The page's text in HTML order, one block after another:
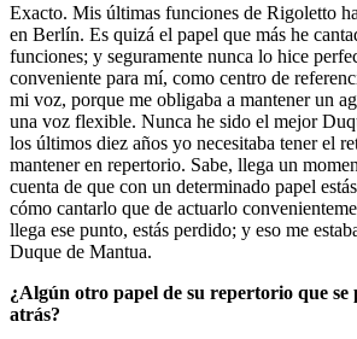
Exacto. Mis últimas funciones de Rigoletto
en Berlín. Es quizá el papel que más he
funciones; y seguramente nunca lo hice
conveniente para mí, como centro de
mi voz, porque me obligaba a mantener un
una voz flexible. Nunca he sido el mejor
los últimos diez años yo necesitaba tener el
mantener en repertorio. Sabe, llega un
cuenta de que con un determinado papel
cómo cantarlo que de actuarlo
llega ese punto, estás perdido; y eso me
Duque de Mantua.
¿Algún otro papel de su repertorio que se
atrás?